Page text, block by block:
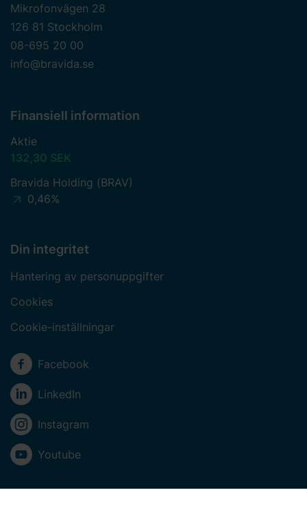
Mikrofonvägen 28
126 81 Stockholm
08-695 20 00
info@bravida.se
Finansiell information
Aktie
132,30 SEK
Bravida Holding (BRAV)
0,46%
Din integritet
Hantering av personuppgifter
Cookies
Cookie-inställningar
Sociala medier
Facebook
LinkedIn
Instagram
Youtube